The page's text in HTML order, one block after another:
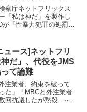
察庁ネットフリックス
「私は神だ」を製作し
「性暴力犯罪の処罰な
くれという文を載せ論
...
ュース]ネットフリ
だ」、代役をJMS
て論難
注業者、約束を破って
た」「MBCと外注業者
回抗議したが黙殺…···